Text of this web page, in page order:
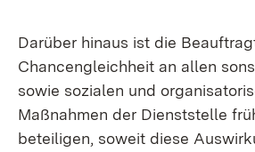
Darüber hinaus ist die
Chancengleichheit an allen
sowie sozialen und
Maßnahmen der Dienststelle
beteiligen, soweit diese